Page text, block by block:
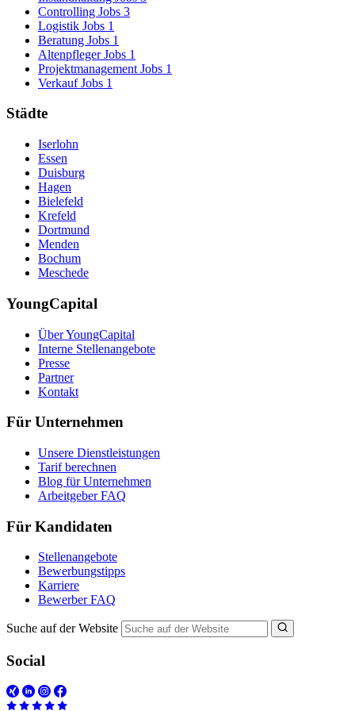
Controlling Jobs 3
Logistik Jobs 1
Beratung Jobs 1
Altenpfleger Jobs 1
Projektmanagement Jobs 1
Verkauf Jobs 1
Städte
Iserlohn
Essen
Duisburg
Hagen
Bielefeld
Krefeld
Dortmund
Menden
Bochum
Meschede
YoungCapital
Über YoungCapital
Interne Stellenangebote
Presse
Partner
Kontakt
Für Unternehmen
Unsere Dienstleistungen
Tarif berechnen
Blog für Unternehmen
Arbeitgeber FAQ
Für Kandidaten
Stellenangebote
Bewerbungstipps
Karriere
Bewerber FAQ
Suche auf der Website
Social